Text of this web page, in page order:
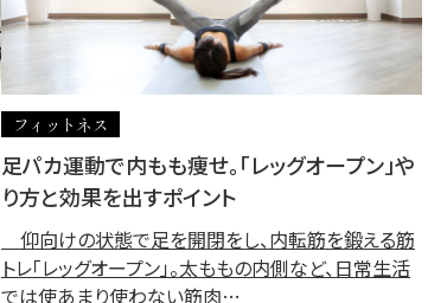
フィットネス
足パカ運動で内もも痩せ。「レッグオープン」や
り方と効果を出すポイント
仰向けの状態で足を開閉をし、内転筋を鍛える筋
トレ「レッグオープン」。太ももの内側など、日常生活
では使あまり使わない筋肉…